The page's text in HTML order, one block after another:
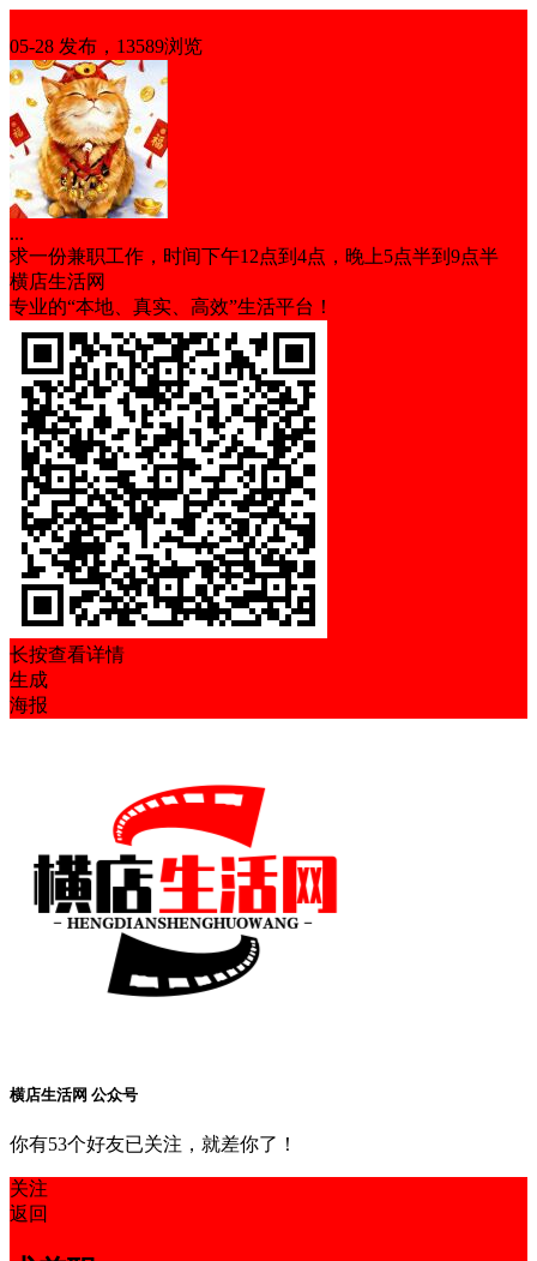
05-28 发布，13589浏览
...
求一份兼职工作，时间下午12点到4点，晚上5点半到9点半
横店生活网
专业的“本地、真实、高效”生活平台！
长按查看详情
生成
海报
横店生活网 公众号
你有53个好友已关注，就差你了！
关注
返回